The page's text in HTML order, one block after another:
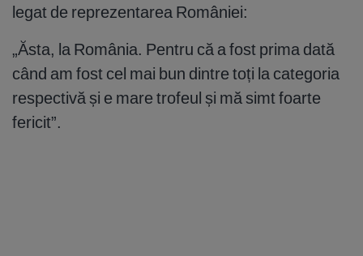
legat de reprezentarea României:
„Ăsta, la România. Pentru că a fost prima dată
când am fost cel mai bun dintre toți la categoria
respectivă și e mare trofeul și mă simt foarte
fericit”.